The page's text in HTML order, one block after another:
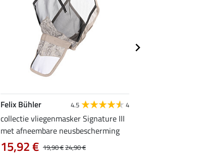
Felix Bühler 4.5 4
collectie vliegenmasker Signature III
met afneembare neusbescherming
19,90 €24,90 €
15,92 €